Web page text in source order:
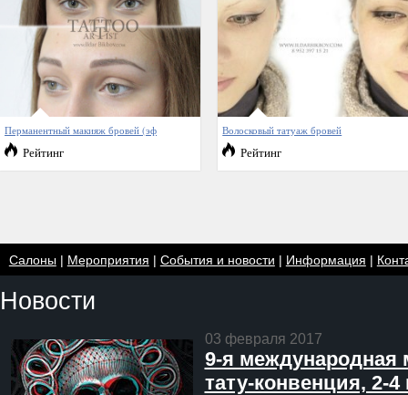
Перманентный макияж бровей (эф
Рейтинг
Волосковый татуаж бровей
Рейтинг
Салоны| Мероприятия | События и новости | Информация |
Новости
03 февраля 2017
9-я международная
тату-конвенция, 2-